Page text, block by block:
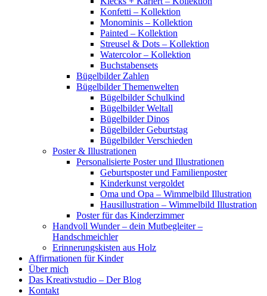
Konfetti – Kollektion
Monominis – Kollektion
Painted – Kollektion
Streusel & Dots – Kollektion
Watercolor – Kollektion
Buchstabensets
Bügelbilder Zahlen
Bügelbilder Themenwelten
Bügelbilder Schulkind
Bügelbilder Weltall
Bügelbilder Dinos
Bügelbilder Geburtstag
Bügelbilder Verschieden
Poster & Illustrationen
Personalisierte Poster und Illustrationen
Geburtsposter und Familienposter
Kinderkunst vergoldet
Oma und Opa – Wimmelbild Illustration
Hausillustration – Wimmelbild Illustration
Poster für das Kinderzimmer
Handvoll Wunder – dein Mutbegleiter –
Handschmeichler
Erinnerungskisten aus Holz
Affirmationen für Kinder
Über mich
Das Kreativstudio – Der Blog
Kontakt